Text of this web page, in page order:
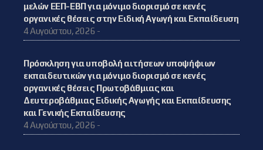
μελών ΕΕΠ-ΕΒΠ για μόνιμο διορισμό σε κενές
οργανικές θέσεις στην Ειδική Αγωγή και Εκπαίδευση
4 Αυγούστου, 2026 -
Πρόσκληση για υποβολή αιτήσεων υποψήφιων
εκπαιδευτικών για μόνιμο διορισμό σε κενές
οργανικές θέσεις Πρωτοβάθμιας και
Δευτεροβάθμιας Ειδικής Αγωγής και Εκπαίδευσης
και Γενικής Εκπαίδευσης
4 Αυγούστου, 2026 -